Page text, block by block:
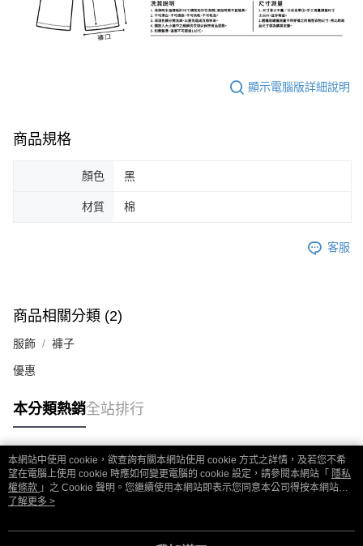
顯示電腦版詳細說明
商品規格
顏色 黑
材質 棉
客服
商品相關分類 (2)
服飾 褲子
優惠
本分類熱銷全站排行
熱門標籤
本網站中使用 cookie，欲查詢有關本網站使用 cookie 方式之詳情，及若您不希
望在電腦上使用 cookie 時應如何變更電腦的 cookie 設定，請參閱本網站「 隱私
權條款 」之 Cookie 聲明。您繼續使用本網站即表示您同意本公司得按本網站使
用條款之 Cookie 聲明使用 cookie。
了解更多 >